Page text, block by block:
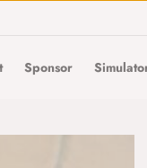
Sponsor